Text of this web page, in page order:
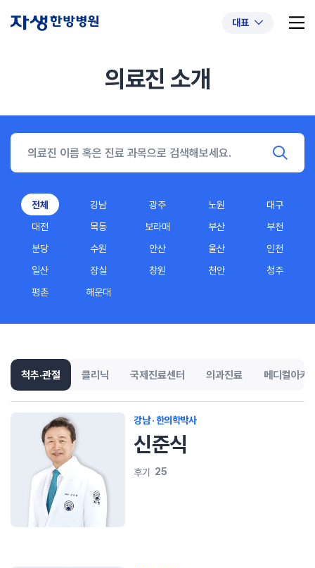
대표
#교통사고후유증 #허리디스크 #목디스크
의료진 소개
전체 강남 광주 노원
대구
대전
목동 보라매 부산
부천
분당
수원 안산 울산
인천
일산
잠실 창원 천안
청주
평촌
해운대
척추·관절 클리닉 국제진료센터 의과진료 메디컬아카
강남 · 한의학박사
신준식
후기 25